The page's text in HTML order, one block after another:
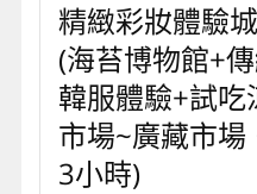
精緻彩妝體驗
(海苔博物館+
韓服體驗+試吃
市場~廣藏市場
3小時)